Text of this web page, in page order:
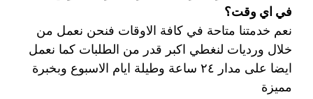
في اي وقت؟
نعم خدمتنا متاحة في كافة الاوقات فنحن نعمل من
خلال ورديات لنغطي اكبر قدر من الطلبات كما نعمل
ايضا على مدار ٢٤ ساعة وطيلة ايام الاسبوع وبخبرة
مميزة